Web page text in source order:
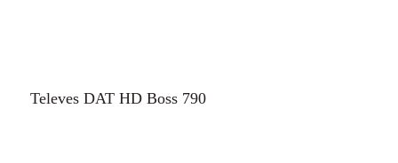
Televes DAT HD Boss 790